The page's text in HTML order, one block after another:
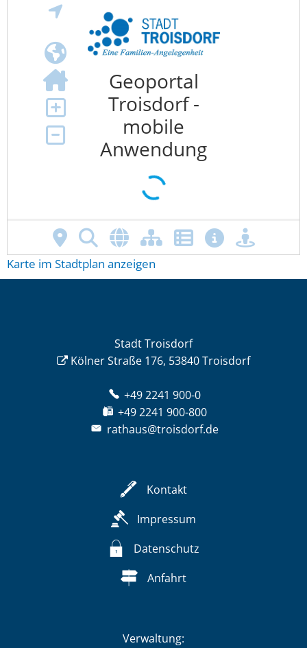
Karte im Stadtplan anzeigen
Stadt Troisdorf
Kölner Straße 176, 53840 Troisdorf
+49 2241 900-0
+49 2241 900-800
rathaus@troisdorf.de
Kontakt
Impressum
Datenschutz
Anfahrt
Verwaltung: